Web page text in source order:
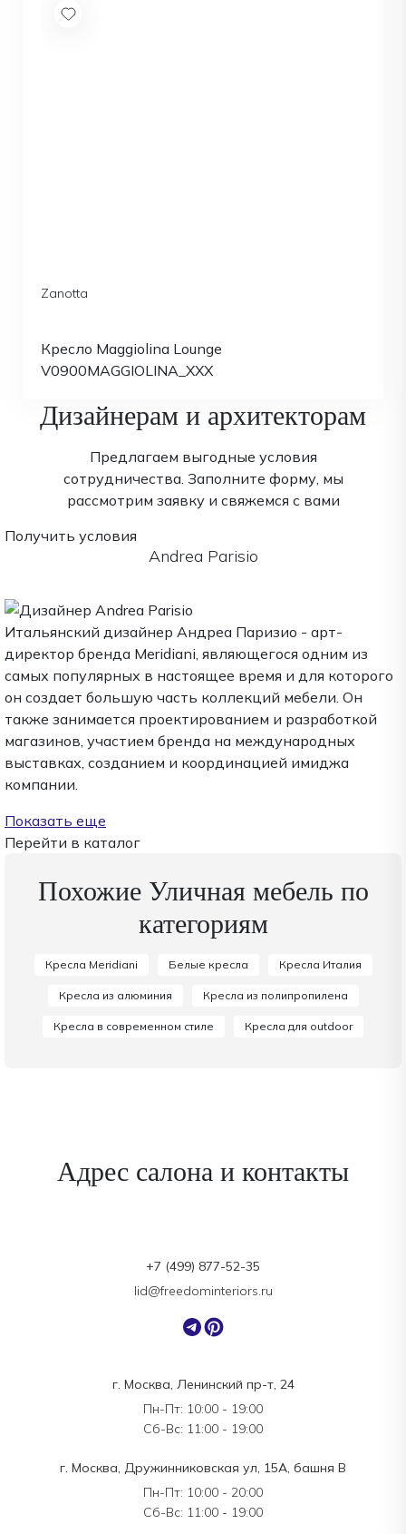
Zanotta
Кресло Maggiolina Lounge
V0900MAGGIOLINA_XXX
Дизайнерам и архитекторам
Предлагаем выгодные условия
сотрудничества. Заполните форму, мы
рассмотрим заявку и свяжемся с вами
Получить условия
Andrea Parisio
Итальянский дизайнер Андреа Паризио - арт-
директор бренда Meridiani, являющегося одним из
самых популярных в настоящее время и для которого
он создает большую часть коллекций мебели. Он
также занимается проектированием и разработкой
магазинов, участием бренда на международных
выставках, созданием и координацией имиджа
компании.
Показать еще
Перейти в каталог
Похожие Уличная мебель по
категориям
Кресла Meridiani Белые кресла Кресла Италия
Кресла из алюминия Кресла из полипропилена
Кресла в современном стиле Кресла для outdoor
Адрес салона и контакты
г. Москва, Ленинский пр-т, 24
Пн-Пт: 10:00 - 19:00
Сб-Вс: 11:00 - 19:00
г. Москва, Дружинниковская ул, 15А, башня В
Пн-Пт: 10:00 - 20:00
Сб-Вс: 11:00 - 19:00
+7 (499) 877-52-35
lid@freedominteriors.ru